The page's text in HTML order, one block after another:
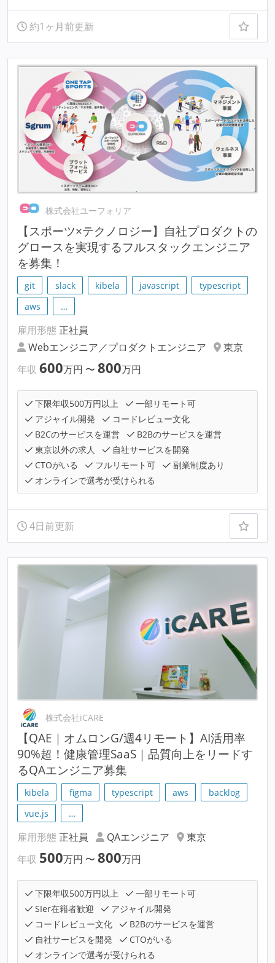
約1ヶ月前更新
株式会社ユーフォリア
【スポーツ×テクノロジー】自社プロダクトの
グロースを実現するフルスタックエンジニア
を募集！
git slack kibela javascript
typescript
aws
…
雇用形態 正社員
Webエンジニア／プロダクトエンジニア
東京
年収 600万円 〜 800万円
下限年収500万円以上
一部リモート可
アジャイル開発
コードレビュー文化
B2Cのサービスを運営
B2Bのサービスを運営
東京以外の求人
自社サービスを開発
CTOがいる
フルリモート可
副業制度あり
オンラインで選考が受けられる
4日前更新
株式会社iCARE
【QAE｜オムロンG/週4リモート】AI活用率
90%超！健康管理SaaS｜品質向上をリードす
るQAエンジニア募集
kibela figma typescript aws
backlog
vue.js
…
雇用形態 正社員 QAエンジニア
東京
年収 500万円 〜 800万円
下限年収500万円以上
一部リモート可
SIer在籍者歓迎
アジャイル開発
コードレビュー文化
B2Bのサービスを運営
自社サービスを開発
CTOがいる
オンラインで選考が受けられる